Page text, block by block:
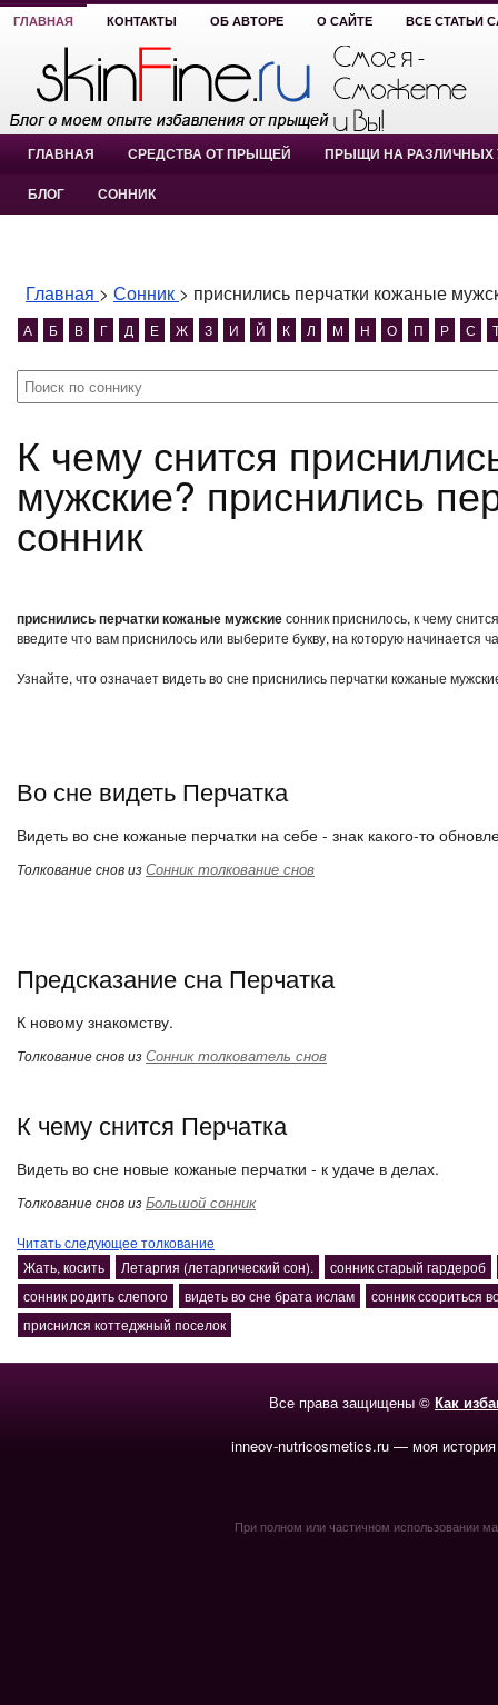
ГЛАВНАЯ КОНТАКТЫ ОБ АВТОРЕ О САЙТЕ ВСЕ СТАТЬИ
ГЛАВНАЯ СРЕДСТВА ОТ ПРЫЩЕЙ ПРЫЩИ НА РАЗЛИЧНЫХ
БЛОГ СОННИК
Главная > Сонник > приснились перчатки кожаные
А Б В Г Д Е Ж З И Й К Л М Н О П Р С
К чему снится приснились перчатки кожаные
мужские? приснились
сонник
приснились перчатки кожаные мужскиесонник приснилось, к чему
введите что вам приснилось или выберите букву, на которую начинается
Узнайте, что означает видеть во сне приснились перчатки кожаные
Во сне видеть Перчатка
Видеть во сне кожаные перчатки на себе - знак какого-то
Толкование снов изСонник толкование снов
Предсказание сна Перчатка
К новому знакомству.
Толкование снов изСонник толкователь снов
К чему снится Перчатка
Видеть во сне новые кожаные перчатки - к удаче в делах.
Толкование снов изБольшой сонник
Читать следующее толкование
Жать, косить
Летаргия (летаргический сон).
сонник старый гардероб
сонник родить слепого
видеть во сне брата ислам
сонник ссориться
приснился коттеджный поселок
Все права защищены © Как
inneov-nutricosmetics.ru — моя
При полном или частичном использовании